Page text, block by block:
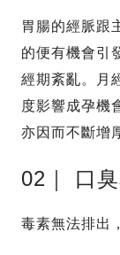
胃腸的經脈跟
的便有機會引
經期紊亂。月
度影響成孕機
亦因而不斷增
02｜ 口
毒素無法排出